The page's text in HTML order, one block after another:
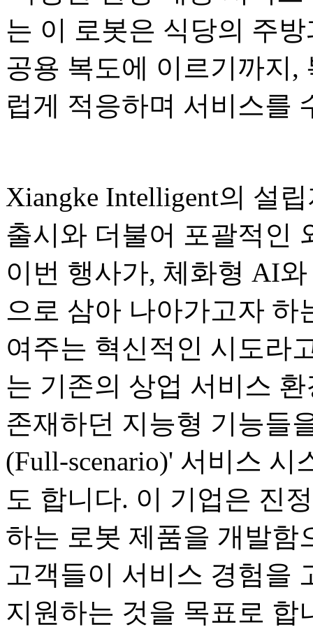
는 이 로봇은 식당의 주
공용 복도에 이르기까지,
럽게 적응하며 서비스를
Xiangke Intelligent의 설
출시와 더불어 포괄적인
이번 행사가, 체화형 AI
으로 삼아 나아가고자
여주는 혁신적인 시도라
는 기존의 상업 서비스
존재하던 지능형 기능들
(Full-scenario)' 서비스
도 합니다. 이 기업은 진
하는 로봇 제품을 개발함
고객들이 서비스 경험을
지원하는 것을 목표로 합